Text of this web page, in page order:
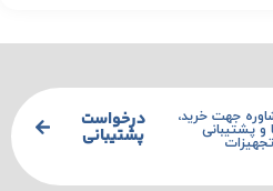
جهت خرید،
و پشتیبانی
تجهیزات
درخواست
پشتیبانی